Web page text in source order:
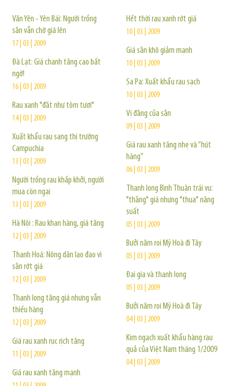
Văn Yên - Yên Bái: Người trồng
sắn vẫn chờ giá lên
17 | 03 | 2009
Đà Lạt: Giá chanh tăng cao bất
ngờ!
16 | 03 | 2009
Rau xanh "đắt như tôm tươi"
14 | 03 | 2009
Xuất khẩu rau sang thị trường
Campuchia
13 | 03 | 2009
Người trồng rau khấp khởi, người
mua còn ngại
13 | 03 | 2009
Hà Nội : Rau khan hàng, giá tăng
12 | 03 | 2009
Thanh Hoá: Nông dân lao đao vì
sắn rớt giá
12 | 03 | 2009
Thanh long tăng giá nhưng vẫn
thiếu hàng
12 | 03 | 2009
Giá rau xanh rục rịch tăng
11 | 03 | 2009
Giá rau xanh tăng mạnh
Hết thời rau xanh rớt giá
10 | 03 | 2009
Giá sắn khô giảm mạnh
10 | 03 | 2009
Sa Pa: Xuất khẩu rau sạch
10 | 03 | 2009
Vị đắng của sắn
09 | 03 | 2009
Giá rau xanh tăng nhẹ và “hút
hàng”
06 | 03 | 2009
Thanh long Bình Thuận trái vụ:
"thắng" giá nhưng "thua" năng
suất
05 | 03 | 2009
Bưởi năm roi Mỹ Hoà đi Tây
05 | 03 | 2009
Đại gia và thanh long
05 | 03 | 2009
Bưởi năm roi Mỹ Hoà đi Tây
04 | 03 | 2009
Kim ngạch xuất khẩu hàng rau
quả của Việt Nam tháng 1/2009
04 | 03 | 2009